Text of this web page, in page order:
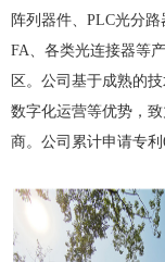
阵列器件、PLC光分
FA、各类光连接器等
区。公司基于成熟的
数字化运营等优势，
商。公司累计申请专利